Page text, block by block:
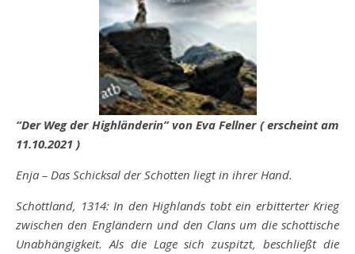
“Der Weg der Highländerin” von Eva Fellner ( erscheint am
11.10.2021 )
Enja – Das Schicksal der Schotten liegt in ihrer Hand.
Schottland, 1314: In den Highlands tobt ein erbitterter Krieg
zwischen den Engländern und den Clans um die schottische
Unabhängigkeit. Als die Lage sich zuspitzt, beschließt die